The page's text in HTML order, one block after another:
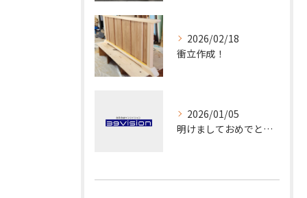
2026/02/18
衝立作成！
2026/01/05
明けましておめでとうございます！